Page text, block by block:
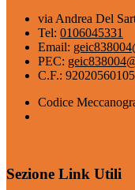
via Andrea Del
Tel: 0106045331
Email:
PEC:
C.F.: 92020560105
Codice
Sezione Link Utili